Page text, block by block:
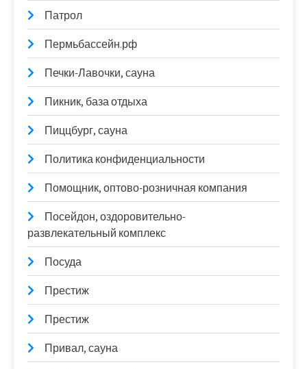
Патрол
Пермьбассейн.рф
Печки-Лавочки, сауна
Пикник, база отдыха
Пиццбург, сауна
Политика конфиденциальности
Помощник, оптово-розничная компания
Посейдон, оздоровительно-
развлекательный комплекс
Посуда
Престиж
Престиж
Привал, сауна